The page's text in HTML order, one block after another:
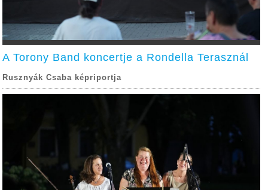
A Torony Band koncertje a Rondella Terasznál
Rusznyák Csaba képriportja